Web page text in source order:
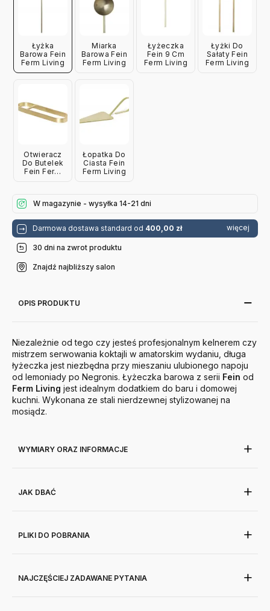
Łyżka
Barowa Fein
Ferm Living
Miarka
Barowa Fein
Ferm Living
Łyżeczka
Fein 9 Cm
Ferm Living
Łyżki Do
Sałaty Fein
Ferm Living
Otwieracz
Do Butelek
Fein Ferm
Łopatka Do
Ciasta Fein
Ferm Living
W magazynie - wysyłka 14-21 dni
Darmowa dostawa standard od 400,00 zł więcej
30 dni na zwrot produktu
Znajdź najbliższy salon
OPIS PRODUKTU
Niezależnie od tego czy jesteś profesjonalnym kelnerem czy
mistrzem serwowania koktajli w amatorskim wydaniu, długa
łyżeczka jest niezbędna przy mieszaniu ulubionego napoju
od lemoniady po Negronis. Łyżeczka barowa z serii Fein od
Ferm Living jest idealnym dodatkiem do baru i domowej
kuchni. Wykonana ze stali nierdzewnej stylizowanej na
mosiądz.
WYMIARY ORAZ INFORMACJE
JAK DBAĆ
PLIKI DO POBRANIA
NAJCZĘŚCIEJ ZADAWANE PYTANIA